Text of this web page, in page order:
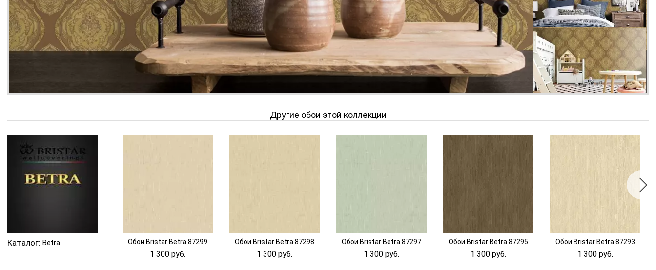
Другие обои этой коллекции
Каталог: Betra Обои Bristar Betra 87299
1 300 руб.
Обои Bristar Betra 87298
1 300 руб.
Обои Bristar Betra 87297
1 300 руб.
Обои Bristar Betra 87295
1 300 руб.
Обои Bristar Betra 87293
1 300 руб.